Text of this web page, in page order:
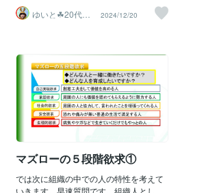
会的欲求 ④承認欲求 ⑤自己実現欲求 の5
つです！✨ ①生理的欲求とは 食事や睡
脱したいという状況のことを言います✨
例えば子供の頃はよく現れる症状なので
すが保護者から離れるのを恐がったり暗
闇を怖かったりすることです〜！💦 ③社
会的欲求 集団に所属したり仲間を得た
いという欲求のことです✨ 所属と愛情の
欲求ともいわれることもあるみたいです
例えば家族や友人、会社などから受け入
れられたいと考えたりすることをいいま
す😊 ④承認欲求 これはさっきと少し似
ているかも知れませんがみんなに認めら
れたいという欲求です 例というと出世し
ゆいと☘20代✨
あなたの心の拠
2024/12/20
マズローの５段階欲求①
では次に組織の中での人の特性を考えて
いきます。早速質問です。組織人として